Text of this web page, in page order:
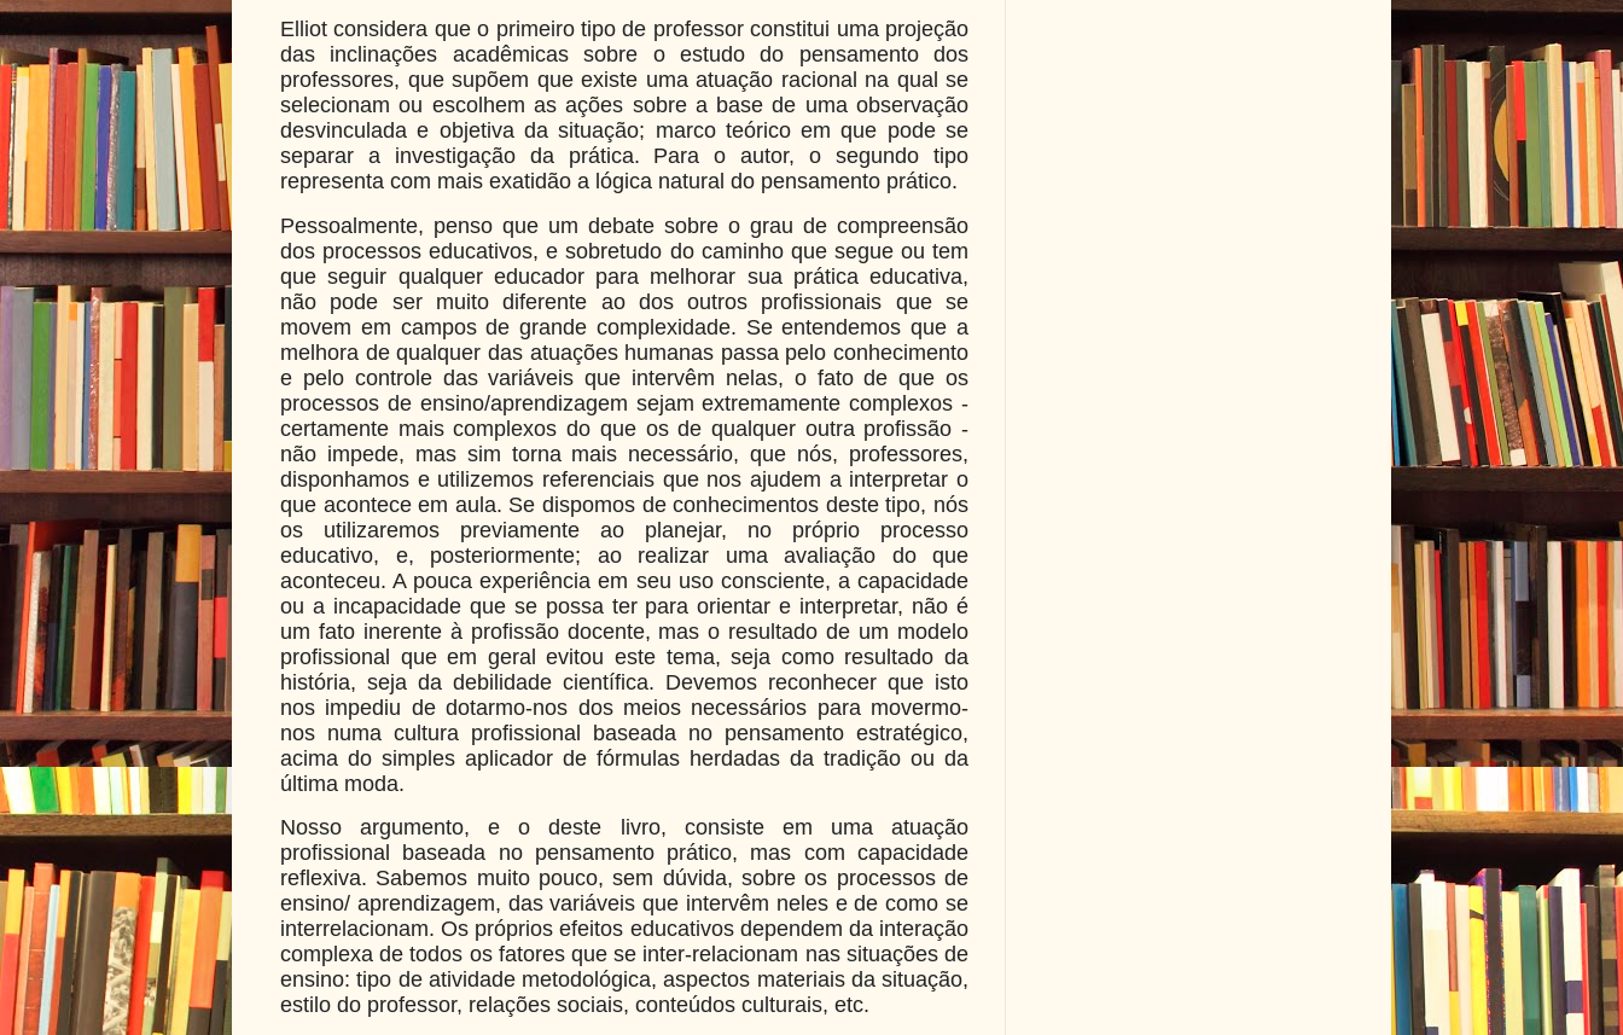
Elliot considera que o primeiro tipo de professor constitui uma projeção
das inclinações acadêmicas sobre o estudo do pensamento dos
professores, que supõem que existe uma atuação racional na qual se
selecionam ou escolhem as ações sobre a base de uma observação
desvinculada e objetiva da situação; marco teórico em que pode se
separar a investigação da prática. Para o autor, o segundo tipo
representa com mais exatidão a lógica natural do pensamento prático.
Pessoalmente, penso que um debate sobre o grau de compreensão
dos processos educativos, e sobretudo do caminho que segue ou tem
que seguir qualquer educador para melhorar sua prática educativa,
não pode ser muito diferente ao dos outros profissionais que se
movem em campos de grande complexidade. Se entendemos que a
melhora de qualquer das atuações humanas passa pelo conhecimento
e pelo controle das variáveis que intervêm nelas, o fato de que os
processos de ensino/aprendizagem sejam extremamente complexos -
certamente mais complexos do que os de qualquer outra profissão -
não impede, mas sim torna mais necessário, que nós, professores,
disponhamos e utilizemos referenciais que nos ajudem a interpretar o
que acontece em aula. Se dispomos de conhecimentos deste tipo, nós
os utilizaremos previamente ao planejar, no próprio processo
educativo, e, posteriormente; ao realizar uma avaliação do que
aconteceu. A pouca experiência em seu uso consciente, a capacidade
ou a incapacidade que se possa ter para orientar e interpretar, não é
um fato inerente à profissão docente, mas o resultado de um modelo
profissional que em geral evitou este tema, seja como resultado da
história, seja da debilidade científica. Devemos reconhecer que isto
nos impediu de dotarmo-nos dos meios necessários para movermo-
nos numa cultura profissional baseada no pensamento estratégico,
acima do simples aplicador de fórmulas herdadas da tradição ou da
última moda.
Nosso argumento, e o deste livro, consiste em uma atuação
profissional baseada no pensamento prático, mas com capacidade
reflexiva. Sabemos muito pouco, sem dúvida, sobre os processos de
ensino/ aprendizagem, das variáveis que intervêm neles e de como se
interrelacionam. Os próprios efeitos educativos dependem da interação
complexa de todos os fatores que se inter-relacionam nas situações de
ensino: tipo de atividade metodológica, aspectos materiais da situação,
estilo do professor, relações sociais, conteúdos culturais, etc.